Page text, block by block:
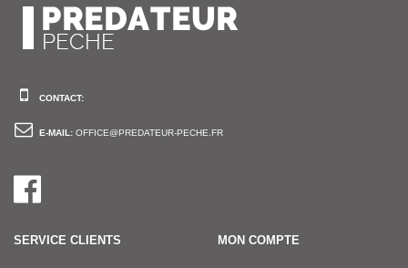
CONTACT:
E-MAIL: OFFICE@PREDATEUR-PECHE.FR
SERVICE CLIENTS MON COMPTE